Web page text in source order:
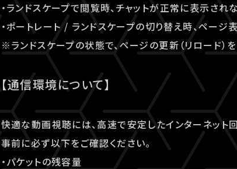
・ランドスケープで閲覧時、チャットが正常に表示され
・ポートレート / ランドスケープの切り替え時、ペー
※ランドスケープの状態で、ページの更新（リロード）
【通信環境について】
快適な動画視聴には、高速で安定したインターネット
事前に必ず以下をご確認ください。
・パケットの残容量